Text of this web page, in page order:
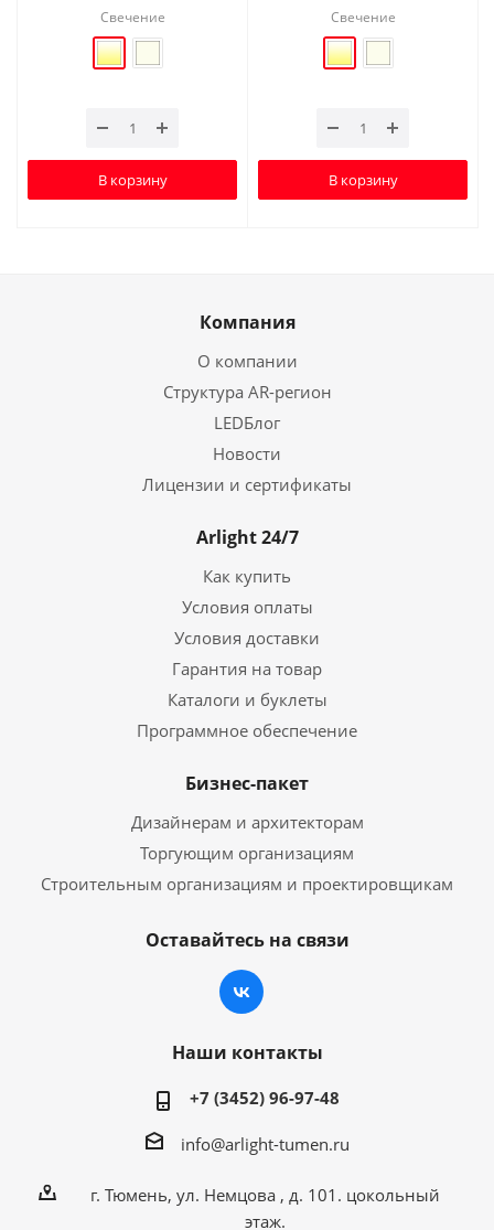
Свечение
В корзину
Свечение
В корзину
Компания
О компании
Структура AR-регион
LEDБлог
Новости
Лицензии и сертификаты
Arlight 24/7
Как купить
Условия оплаты
Условия доставки
Гарантия на товар
Каталоги и буклеты
Программное обеспечение
Бизнес-пакет
Дизайнерам и архитекторам
Торгующим организациям
Строительным организациям и проектировщикам
Оставайтесь на связи
Наши контакты
+7 (3452) 96-97-48
info@arlight-tumen.ru
г. Тюмень, ул. Немцова , д. 101. цокольный
этаж.